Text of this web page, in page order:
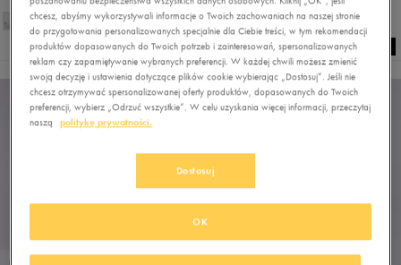
chcesz, abyśmy wykorzystywali informacje o Twoich zachowaniach na naszej stronie
do przygotowania personalizowanych specjalnie dla Ciebie treści, w tym rekomendacji
produktów dopasowanych do Twoich potrzeb i zainteresowań, spersonalizowanych
reklam czy zapamiętywanie wybranych preferencji. W każdej chwili możesz zmienić
swoją decyzję i ustawienia dotyczące plików cookie wybierając „Dostosuj”. Jeśli nie
chcesz otrzymywać spersonalizowanej oferty produktów, dopasowanych do Twoich
preferencji, wybierz „Odrzuć wszystkie”. W celu uzyskania więcej informacji, przeczytaj
naszą
politykę prywatności.
Dostosuj
OK